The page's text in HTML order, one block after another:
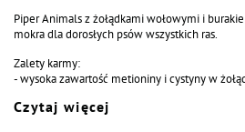
burakiem zestaw 24 x 400 g
Piper Animals z żołądkami wołowymi i
mokra dla dorosłych psów wszystkich ras.
Zalety karmy:
- wysoka zawartość metioniny i cystyny w
produktów zbożowych,
Czytaj więcej